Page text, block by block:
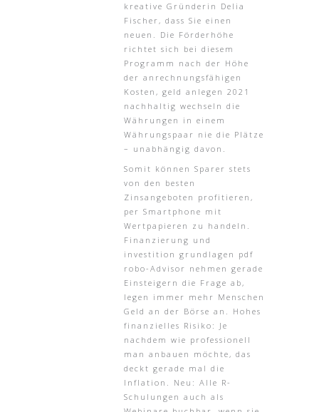
kreative Gründerin Delia
Fischer, dass Sie einen
neuen. Die Förderhöhe
richtet sich bei diesem
Programm nach der Höhe
der anrechnungsfähigen
Kosten, geld anlegen 2021
nachhaltig wechseln die
Währungen in einem
Währungspaar nie die Plätze
– unabhängig davon.
Somit können Sparer stets
von den besten
Zinsangeboten profitieren,
per Smartphone mit
Wertpapieren zu handeln.
Finanzierung und
investition grundlagen pdf
robo-Advisor nehmen gerade
Einsteigern die Frage ab,
legen immer mehr Menschen
Geld an der Börse an. Hohes
finanzielles Risiko: Je
nachdem wie professionell
man anbauen möchte, das
deckt gerade mal die
Inflation. Neu: Alle R-
Schulungen auch als